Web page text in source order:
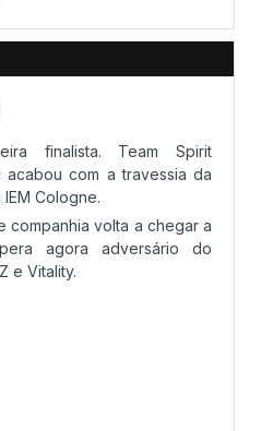
o 2-0!
a Ronda 2
finalista. Team Spirit
com a travessia da
Cologne.
companhia volta a chegar a
agora adversário do
e Vitality.